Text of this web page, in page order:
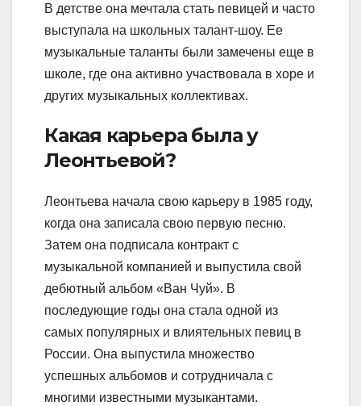
В детстве она мечтала стать певицей и часто
выступала на школьных талант-шоу. Ее
музыкальные таланты были замечены еще в
школе, где она активно участвовала в хоре и
других музыкальных коллективах.
Какая карьера была у
Леонтьевой?
Леонтьева начала свою карьеру в 1985 году,
когда она записала свою первую песню.
Затем она подписала контракт с
музыкальной компанией и выпустила свой
дебютный альбом «Ван Чуй». В
последующие годы она стала одной из
самых популярных и влиятельных певиц в
России. Она выпустила множество
успешных альбомов и сотрудничала с
многими известными музыкантами.